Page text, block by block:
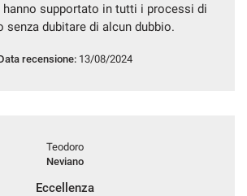
hanno supportato in tutti i processi di
senza dubitare di alcun dubbio.
recensione: 13/08/2024
Teodoro
Neviano
Eccellenza